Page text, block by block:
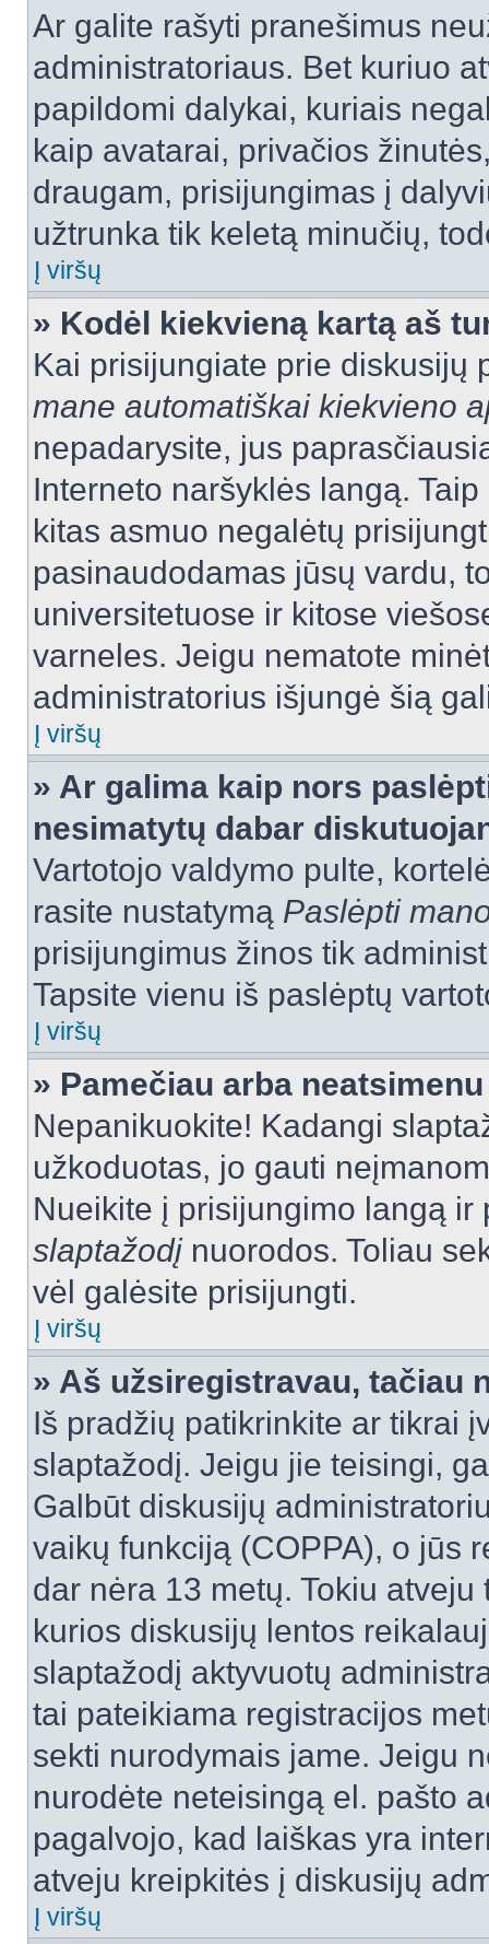
Ar galite rašyti pranešimus
administratoriaus. Bet kuriuo
papildomi dalykai, kuriais
kaip avatarai, privačios
draugam, prisijungimas į
užtrunka tik keletą minučių,
Į viršų
» Kodėl kiekvieną kartą aš
Kai prisijungiate prie diskusijų
mane automatiškai kiekvieno
nepadarysite, jus
Interneto naršyklės langą.
kitas asmuo negalėtų
pasinaudodamas jūsų vardu,
universitetuose ir kitose
varneles. Jeigu nematote
administratorius išjungė šią
Į viršų
» Ar galima kaip nors
nesimatytų dabar
Vartotojo valdymo pulte,
rasite nustatymą Paslėpti
prisijungimus žinos tik
Tapsite vienu iš paslėptų
Į viršų
» Pamečiau arba
Nepanikuokite! Kadangi
užkoduotas, jo gauti
Nueikite į prisijungimo langą
slaptažodįnuorodos. Toliau
vėl galėsite prisijungti.
Į viršų
» Aš užsiregistravau, tačiau
Iš pradžių patikrinkite ar tikrai
slaptažodį. Jeigu jie teisingi,
Galbūt diskusijų
vaikų funkciją (COPPA), o jūs
dar nėra 13 metų. Tokiu
kurios diskusijų lentos
slaptažodį aktyvuotų
tai pateikiama registracijos
sekti nurodymais jame. Jeigu
nurodėte neteisingą el. pašto
pagalvojo, kad laiškas yra
atveju kreipkitės į diskusijų
Į viršų